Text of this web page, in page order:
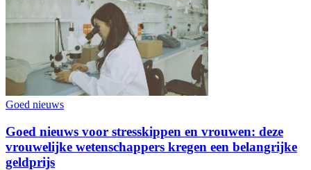
Goed nieuws
Goed nieuws voor stresskippen en vrouwen: deze
vrouwelijke wetenschappers kregen een belangrijke
geldprijs